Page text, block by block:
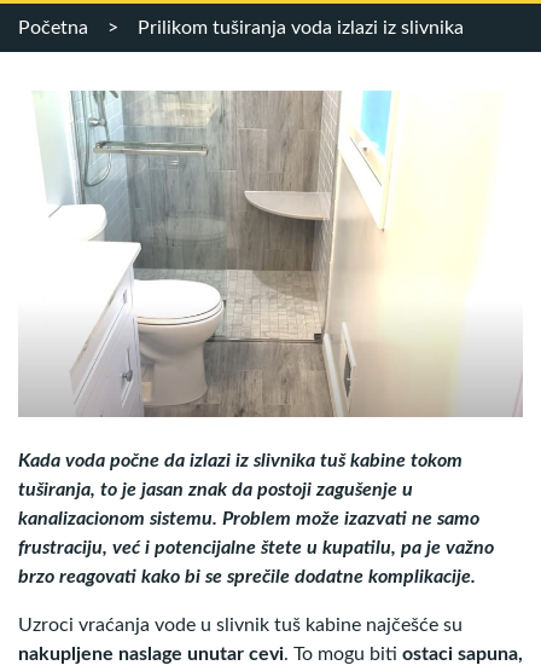
Početna > Prilikom tuširanja voda izlazi iz slivnika
Kada voda počne da izlazi iz slivnika tuš kabine tokom
tuširanja, to je jasan znak da postoji zagušenje u
kanalizacionom sistemu. Problem može izazvati ne samo
frustraciju, već i potencijalne štete u kupatilu, pa je važno
brzo reagovati kako bi se sprečile dodatne komplikacije.
Uzroci vraćanja vode u slivnik tuš kabine najčešće su
nakupljene naslage unutar cevi. To mogu biti ostaci sapuna,